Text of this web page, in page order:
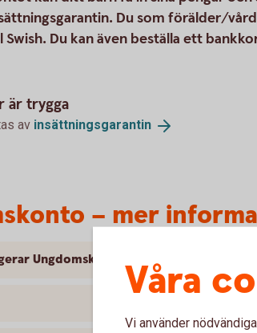
Du som förälder/
Du kan även beställa ett
är trygga
av insättningsgarantin
– mer
Ungdomskonto Våra
Vi använder